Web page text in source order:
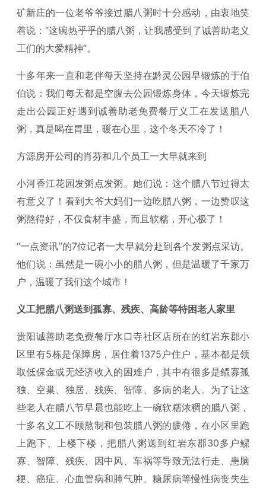
矿新庄的一位老爷爷接过腊八粥时十分感动，由衷地笑
着说：“这碗热乎乎的腊八粥，让我感受到了诚善助老义
工们的大爱精神”。
十多年来一直和老伴每天坚持在黔灵公园早锻炼的于伯
伯说：我们每天都是空腹去公园锻炼身体，今天锻炼完
走出公园正好遇到诚善助老免费餐厅义工在发送腊八
粥，真是喝在胃里，暖在心里，这个冬天不冷了！
方源房开公司的肖芬和几个员工一大早就来到
小河香江花园发粥点发粥。她们说：这个腊八节过得太
有意义了！看到大爷大妈们一边吃腊八粥，一边赞叹这
粥熬得好，不仅食材丰盛，而且软糯，开心极了！
“一点资讯”的7位记者一大早就分赴到各个发粥点采访。
他们说：虽然是一碗小小的腊八粥，但是温暖了千家万
户，温暖了我们这个城市！
义工把腊八粥送到孤寡、残疾、高龄等特困老人家里
贵阳诚善助老免费餐厅水口寺社区店所在的红岩东郡小
区里有5栋是保障房，居住着1375户住户，基本都是领
取低保金或无经济收入的困难户，其中有很多是鳏寡孤
独、空巢、独居、残疾、智障、多病的老人。为了让这
些老人在腊八节早晨也能吃上一碗软糯浓稠的腊八粥，
十多名义工不顾熬制和包装腊八粥的疲倦，在小区里跑
上跑下、上楼下楼，把腊八粥送到红岩东郡30多户鳏
寡、智障、残疾、因中风、车祸等导致无法行走、患脑
梗、癌症、心血管病和肺气肿、糖尿病等慢性病丧失生